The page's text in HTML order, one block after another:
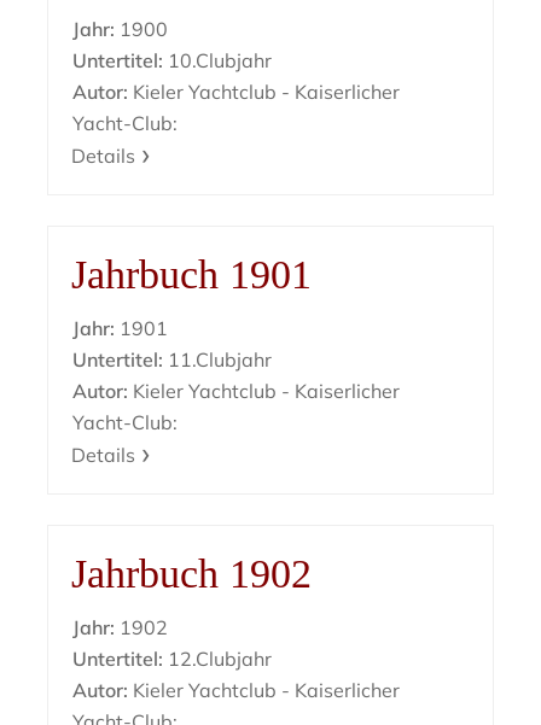
Jahr: 1900
Untertitel: 10.Clubjahr
Autor: Kieler Yachtclub - Kaiserlicher
Yacht-Club:
Details
Jahrbuch 1901
Jahr: 1901
Untertitel: 11.Clubjahr
Autor: Kieler Yachtclub - Kaiserlicher
Yacht-Club:
Details
Jahrbuch 1902
Jahr: 1902
Untertitel: 12.Clubjahr
Autor: Kieler Yachtclub - Kaiserlicher